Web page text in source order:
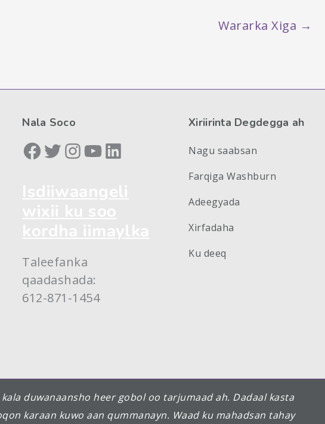
Wararka Xiga →
Nala Soco
Facebook-ga Twitter
Instagram
YouTube
LinkedIn
Taleefanka
qaadashada:
612-871-1454
Xiriirinta Degdegga ah
Nagu saabsan
Farqiga Washburn
Adeegyada
Xirfadaha
Ku deeq
duwanaansho heer gobol oo tarjumaad ah. Dadaal kasta
karaan kuwo aan qummanayn. Waad ku mahadsan tahay